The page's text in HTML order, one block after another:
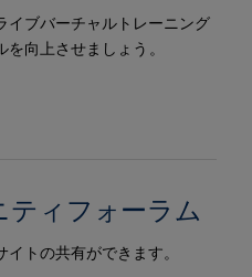
イブバーチャルトレーニング
向上させましょう。
ィフォーラム
トの共有ができます。